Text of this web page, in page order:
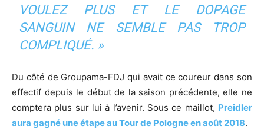
VOULEZ PLUS ET LE DOPAGE
SANGUIN NE SEMBLE PAS TROP
COMPLIQUÉ. »
Du côté de Groupama-FDJ qui avait ce coureur dans son
effectif depuis le début de la saison précédente, elle ne
comptera plus sur lui à l’avenir. Sous ce maillot, Preidler
aura gagné une étape au Tour de Pologne en août 2018.